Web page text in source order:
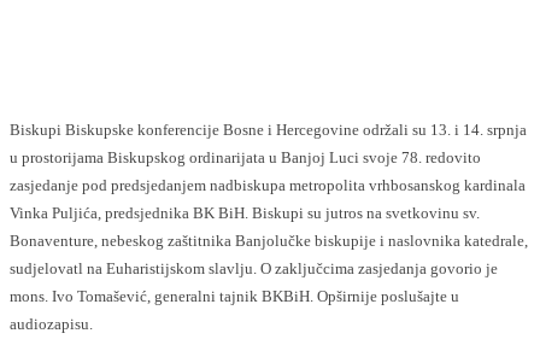
Biskupi Biskupske konferencije Bosne i Hercegovine održali su 13. i 14. srpnja
u prostorijama Biskupskog ordinarijata u Banjoj Luci svoje 78. redovito
zasjedanje pod predsjedanjem nadbiskupa metropolita vrhbosanskog kardinala
Vinka Puljića, predsjednika BK BiH. Biskupi su jutros na svetkovinu sv.
Bonaventure, nebeskog zaštitnika Banjolučke biskupije i naslovnika katedrale,
sudjelovatl na Euharistijskom slavlju. O zaključcima zasjedanja govorio je
mons. Ivo Tomašević, generalni tajnik BKBiH. Opširnije poslušajte u
audiozapisu.